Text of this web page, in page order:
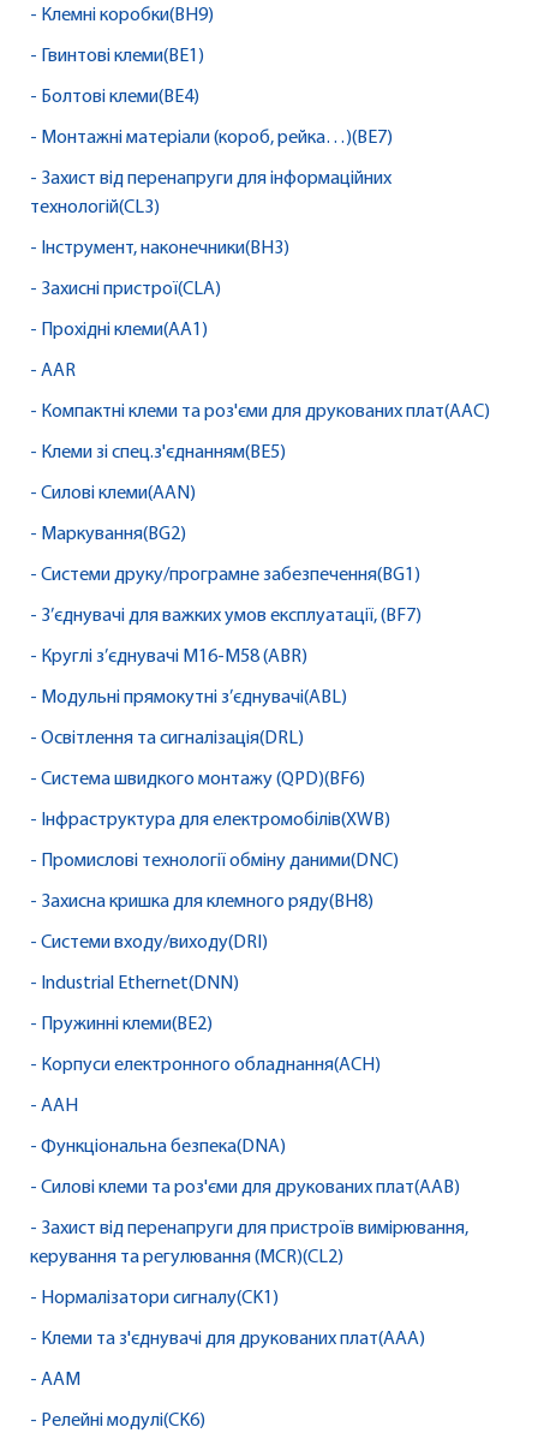
- Клемні коробки(BH9)
- Гвинтові клеми(BE1)
- Болтові клеми(BE4)
- Монтажні матеріали (короб, рейка…)(BE7)
- Захист від перенапруги для інформаційних
технологій(CL3)
- Інструмент, наконечники(BH3)
- Захисні пристрої(CLA)
- Прохідні клеми(AA1)
- AAR
- Компактні клеми та роз'єми для друкованих плат(AAC)
- Клеми зі спец.з'єднанням(BE5)
- Силові клеми(AAN)
- Маркування(BG2)
- Системи друку/програмне забезпечення(BG1)
- З’єднувачі для важких умов експлуатації, (BF7)
- Круглі з’єднувачі M16-M58 (ABR)
- Модульні прямокутні з’єднувачі(ABL)
- Освітлення та сигналізація(DRL)
- Система швидкого монтажу (QPD)(BF6)
- Інфраструктура для електромобілів(XWB)
- Промислові технології обміну даними(DNC)
- Захисна кришка для клемного ряду(BH8)
- Системи входу/виходу(DRI)
- Industrial Ethernet(DNN)
- Пружинні клеми(BE2)
- Корпуси електронного обладнання(ACH)
- AAH
- Функціональна безпека(DNA)
- Силові клеми та роз'єми для друкованих плат(AAB)
- Захист від перенапруги для пристроїв вимірювання,
керування та регулювання (MCR)(CL2)
- Нормалізатори сигналу(CK1)
- Клеми та з'єднувачі для друкованих плат(AAA)
- AAM
- Релейні модулі(CK6)